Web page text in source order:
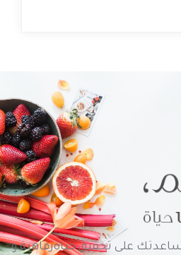
على تحقيق حياةرفاهية و